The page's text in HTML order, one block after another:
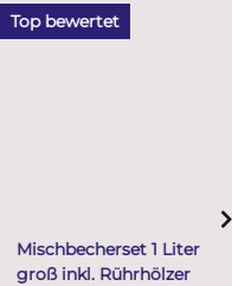
Top bewertet
Mischbecherset 1 Liter
groß inkl. Rührhölzer